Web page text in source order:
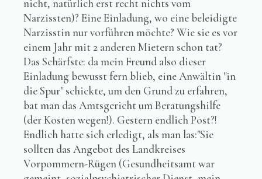
nicht, natürlich erst recht nichts vom
Narzissten)? Eine Einladung, wo eine beleidigte
Narzisstin nur vorführen möchte? Wie sie es vor
einem Jahr mit 2 anderen Mietern schon tat?
Das Schärfste: da mein Freund also dieser
Einladung bewusst fern blieb, eine Anwältin "in
die Spur" schickte, um den Grund zu erfahren,
bat man das Amtsgericht um Beratungshilfe
(der Kosten wegen!). Gestern endlich Post?!
Endlich hatte sich erledigt, als man las:"Sie
sollten das Angebot des Landkreises
Vorpommern-Rügen (Gesundheitsamt war